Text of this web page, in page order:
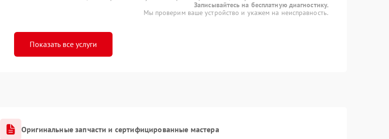
Записывайтесь на бесплатную диагностику.
Мы проверим ваше устройство и укажем на неисправность.
Показать все услуги
Оригинальные запчасти и сертифицированные мастера